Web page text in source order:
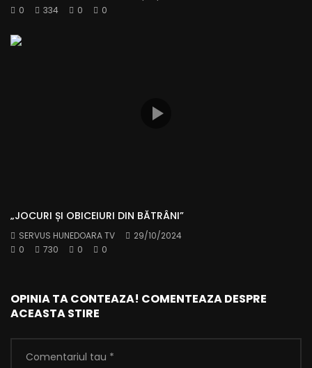
0
334 0 0
„JOCURI ȘI OBICEIURI DIN BĂTRÂNI”
SERVUS HUNEDOARA TV
29/10/2024
0
730 0 0
OPINIA TA CONTEAZA! COMENTEAZA DESPRE
ACEASTA STIRE